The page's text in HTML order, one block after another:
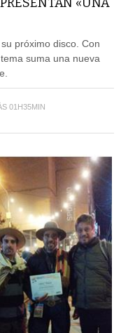
próximo disco. Con
suma una nueva
01H35MIN